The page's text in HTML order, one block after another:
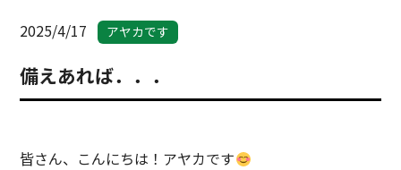
2025/4/17 アヤカです
備えあれば．．．
皆さん、こんにちは！アヤカです